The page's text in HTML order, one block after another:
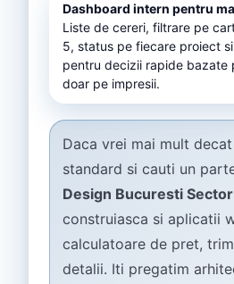
Dashboard intern pentru
Liste de cereri, filtrare pe
5, status pe fiecare proiect
pentru decizii rapide bazate
doar pe impresii.
Daca vrei mai mult
standard si cauti un
Design Bucuresti
construiasca si aplicatii
calculatoare de pret,
detalii. Iti pregatim